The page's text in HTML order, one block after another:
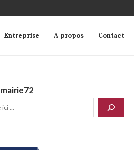
Entreprise A propos Contact